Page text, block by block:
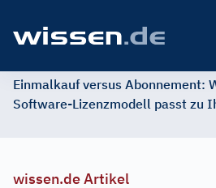
Einmalkauf versus Abonnement:
Software-Lizenzmodell passt zu
wissen.de Artikel